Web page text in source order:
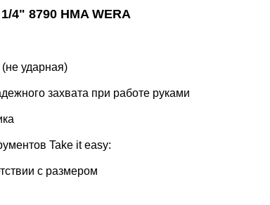
8790 HMA WERA
ударная)
захвата при работе руками
Take it easy:
с размером